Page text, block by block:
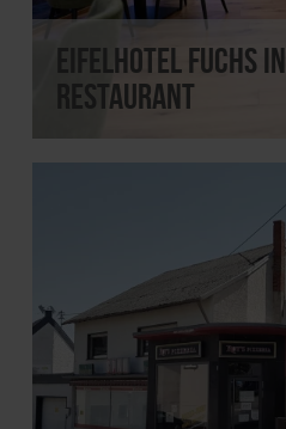
Eifelhotel Fuchs in
Restaurant